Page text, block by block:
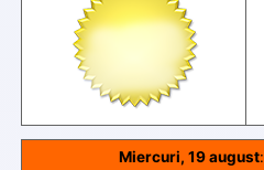
Miercuri, 19 august: